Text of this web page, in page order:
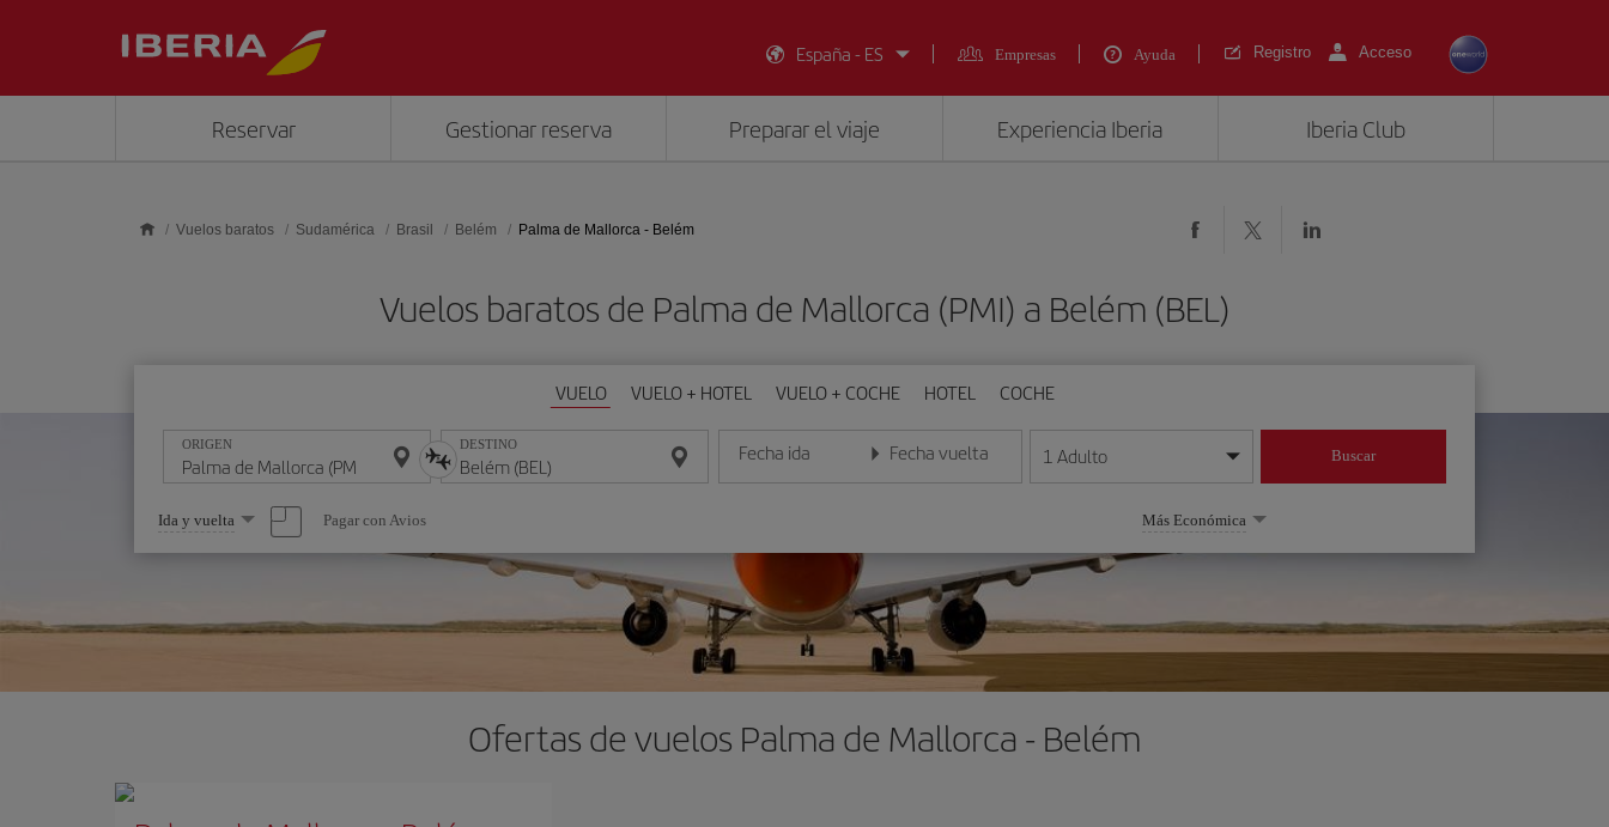
España - ES
Empresas Ayuda Registro Acceso
Reservar Gestionar reserva Preparar el viaje Experiencia Iberia Iberia Club
Vuelos baratos Sudamérica Brasil Belém Palma de Mallorca - Belém
Vuelos baratos de Palma de Mallorca (PMI) a Belém (BEL)
VUELO VUELO + HOTEL VUELO + COCHE HOTEL COCHE
ORIGEN DESTINO Fecha ida
Introduce la fecha en formato día/mes/año
Fecha vuelta
Introduce la fecha en formato día/mes/año
1 Adulto Buscar
Seleccione
una
opción
Ida y vuelta Pagar con Avios Más Económica
Ofertas de vuelos Palma de Mallorca - Belém